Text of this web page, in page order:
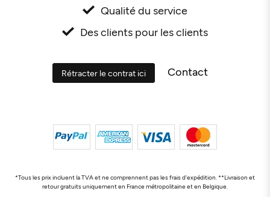
Qualité du service
Des clients pour les clients
Rétracter le contrat ici Contact
*Tous les prix incluent la TVA et ne comprennent pas les frais d'expédition. **Livraison et
retour gratuits uniquement en France métropolitaine et en Belgique.